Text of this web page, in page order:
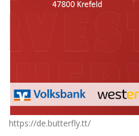
https://de.butterfly.tt/